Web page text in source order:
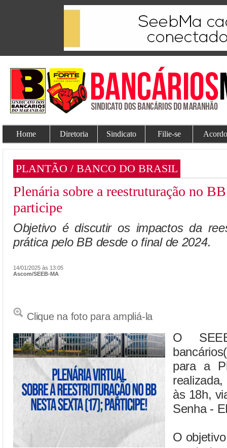
Home Diretoria Sindicato Filie-se
PLANTÃO / BANCO DO BRASIL
Plenária sobre a reestruturação no
participe
Objetivo é discutir os impactos da
prática pelo BB desde o final de 2024.
14/01/2025 às 13:05
Ascom/SEEB-MA
Clique na foto para ampliá-la
O
para a
às 18h,
Senha -
O